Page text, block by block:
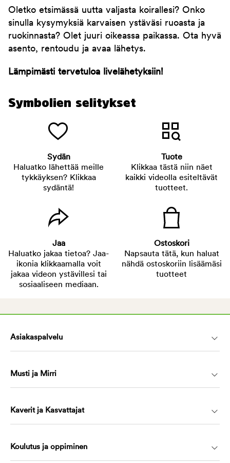
Oletko etsimässä uutta valjasta koirallesi? Onko
sinulla kysymyksiä karvaisen ystäväsi ruoasta ja
ruokinnasta? Olet juuri oikeassa paikassa. Ota hyvä
asento, rentoudu ja avaa lähetys.
Lämpimästi tervetuloa livelähetyksiin!
Symbolien selitykset
Sydän
Haluatko lähettää meille
tykkäyksen? Klikkaa
sydäntä!
Tuote
Klikkaa tästä niin näet
kaikki videolla esiteltävät
tuotteet.
Jaa
Haluatko jakaa tietoa? Jaa-
ikonia klikkaamalla voit
jakaa videon ystävillesi tai
sosiaaliseen mediaan.
Ostoskori
Napsauta tätä, kun haluat
nähdä ostoskoriin lisäämäsi
tuotteet
Asiakaspalvelu
Musti ja Mirri
Kaverit ja Kasvattajat
Koulutus ja oppiminen